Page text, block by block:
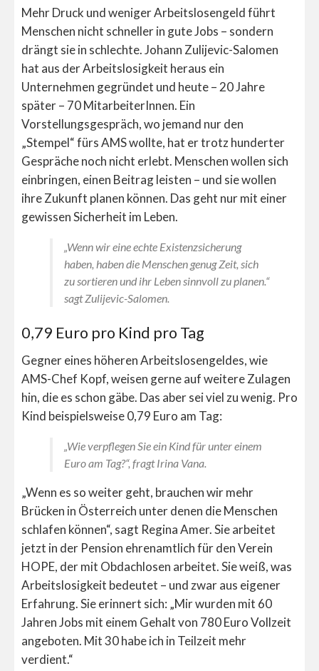
Mehr Druck und weniger Arbeitslosengeld führt
Menschen nicht schneller in gute Jobs – sondern
drängt sie in schlechte. Johann Zulijevic-Salomen
hat aus der Arbeitslosigkeit heraus ein
Unternehmen gegründet und heute – 20 Jahre
später – 70 MitarbeiterInnen. Ein
Vorstellungsgespräch, wo jemand nur den
„Stempel“ fürs AMS wollte, hat er trotz hunderter
Gespräche noch nicht erlebt. Menschen wollen sich
einbringen, einen Beitrag leisten – und sie wollen
ihre Zukunft planen können. Das geht nur mit einer
gewissen Sicherheit im Leben.
„Wenn wir eine echte Existenzsicherung
haben, haben die Menschen genug Zeit, sich
zu sortieren und ihr Leben sinnvoll zu planen.“
sagt Zulijevic-Salomen.
0,79 Euro pro Kind pro Tag
Gegner eines höheren Arbeitslosengeldes, wie
AMS-Chef Kopf, weisen gerne auf weitere Zulagen
hin, die es schon gäbe. Das aber sei viel zu wenig. Pro
Kind beispielsweise 0,79 Euro am Tag:
„Wie verpflegen Sie ein Kind für unter einem
Euro am Tag?“, fragt Irina Vana.
„Wenn es so weiter geht, brauchen wir mehr
Brücken in Österreich unter denen die Menschen
schlafen können“, sagt Regina Amer. Sie arbeitet
jetzt in der Pension ehrenamtlich für den Verein
HOPE, der mit Obdachlosen arbeitet. Sie weiß, was
Arbeitslosigkeit bedeutet – und zwar aus eigener
Erfahrung. Sie erinnert sich: „Mir wurden mit 60
Jahren Jobs mit einem Gehalt von 780 Euro Vollzeit
angeboten. Mit 30 habe ich in Teilzeit mehr
verdient.“